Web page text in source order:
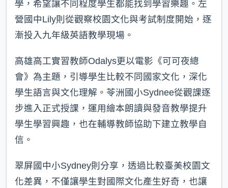
學，希望讓不同程度學生都能找到學習樂趣。左
營國中Lily則從觀察校園文化與考試制度開始，逐
漸投入九年級英語教學現場。
高雄高工實習教師Odalys更以電影《可可夜總
會》為主題，引導學生比較不同國家文化，深化
學生語言與文化理解。苓洲國小Sydnee從觀課逐
步進入正式授課，運用繪本朗讀與發音教學提升
學生學習興趣，也在輔導教師協助下建立教學自
信。
翠屏國中小Sydney則分享，透過比較臺美校園文
化差異，不僅讓學生對國際文化產生好奇，也讓